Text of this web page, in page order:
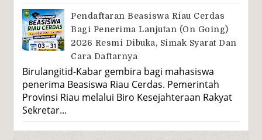
Pendaftaran Beasiswa Riau Cerdas
Bagi Penerima Lanjutan (On Going)
2026 Resmi Dibuka, Simak Syarat Dan
Cara Daftarnya
Birulangitid-Kabar gembira bagi mahasiswa
penerima Beasiswa Riau Cerdas. Pemerintah
Provinsi Riau melalui Biro Kesejahteraan Rakyat
Sekretar...